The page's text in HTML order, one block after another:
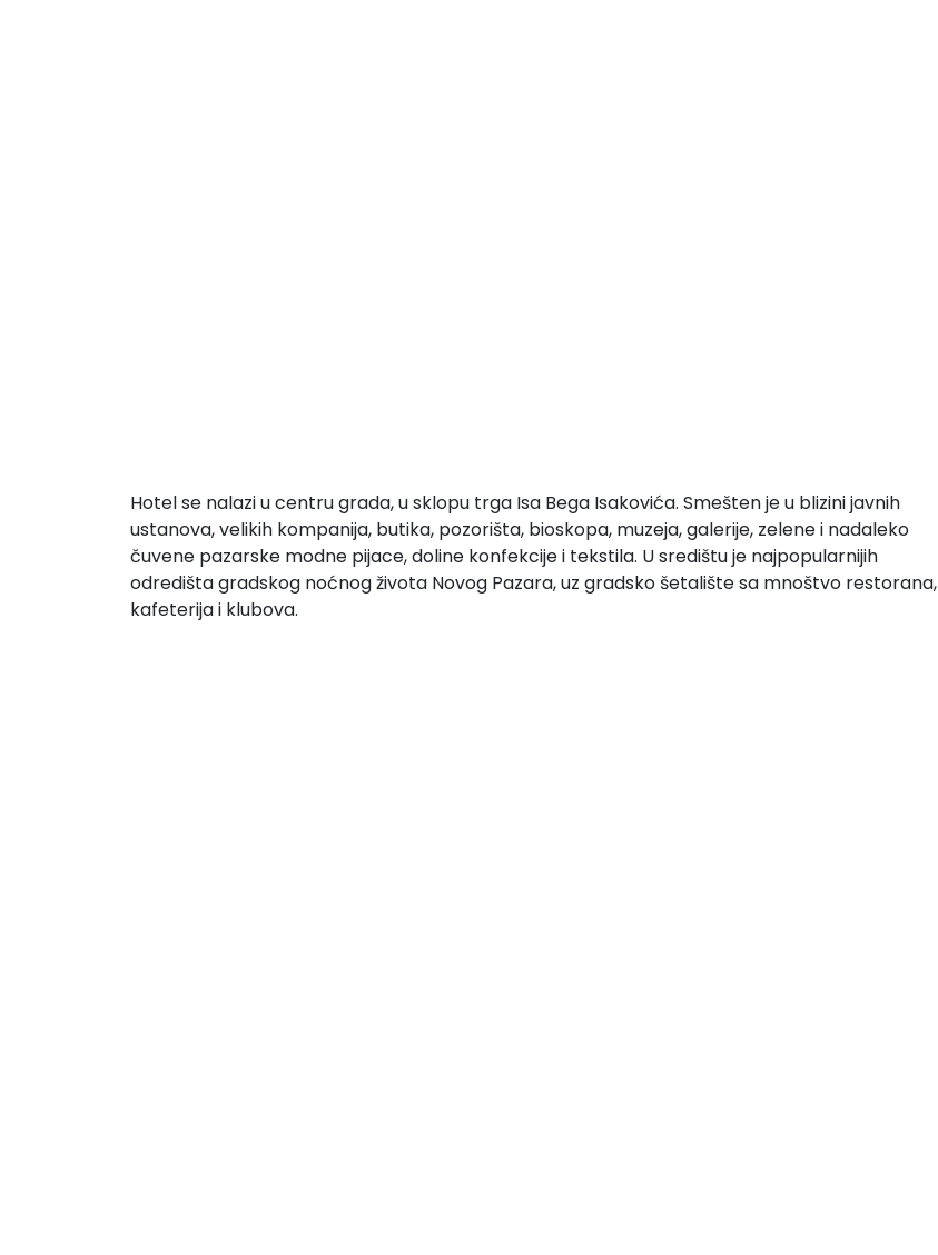
Hotel se nalazi u centru grada, u sklopu trga Isa Bega Isakovića. Smešten je u blizini javnih
ustanova, velikih kompanija, butika, pozorišta, bioskopa, muzeja, galerije, zelene i nadaleko
čuvene pazarske modne pijace, doline konfekcije i tekstila. U središtu je najpopularnijih
odredišta gradskog noćnog života Novog Pazara, uz gradsko šetalište sa mnoštvo restorana,
kafeterija i klubova.